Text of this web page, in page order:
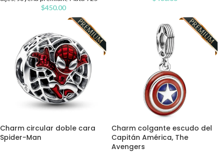
$450.00
Charm circular doble cara
Spider-Man
Charm colgante escudo del
Capitán América, The
Avengers